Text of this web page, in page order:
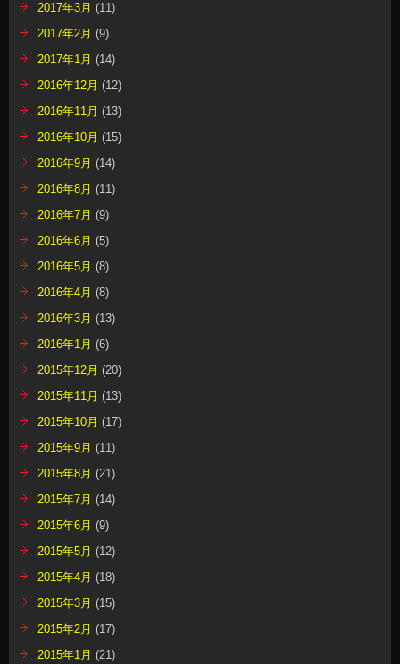
2017年3月 (11)
2017年2月 (9)
2017年1月 (14)
2016年12月 (12)
2016年11月 (13)
2016年10月 (15)
2016年9月 (14)
2016年8月 (11)
2016年7月 (9)
2016年6月 (5)
2016年5月 (8)
2016年4月 (8)
2016年3月 (13)
2016年1月 (6)
2015年12月 (20)
2015年11月 (13)
2015年10月 (17)
2015年9月 (11)
2015年8月 (21)
2015年7月 (14)
2015年6月 (9)
2015年5月 (12)
2015年4月 (18)
2015年3月 (15)
2015年2月 (17)
2015年1月 (21)